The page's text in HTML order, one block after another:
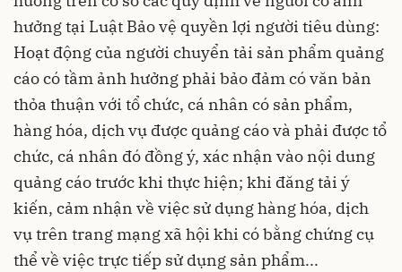
hưởng tại Luật Bảo vệ quyền lợi người tiêu dùng:
Hoạt động của người chuyển tải sản phẩm quảng
cáo có tầm ảnh hưởng phải bảo đảm có văn bản
thỏa thuận với tổ chức, cá nhân có sản phẩm,
hàng hóa, dịch vụ được quảng cáo và phải được tổ
chức, cá nhân đó đồng ý, xác nhận vào nội dung
quảng cáo trước khi thực hiện; khi đăng tải ý
kiến, cảm nhận về việc sử dụng hàng hóa, dịch
vụ trên trang mạng xã hội khi có bằng chứng cụ
thể về việc trực tiếp sử dụng sản phẩm...